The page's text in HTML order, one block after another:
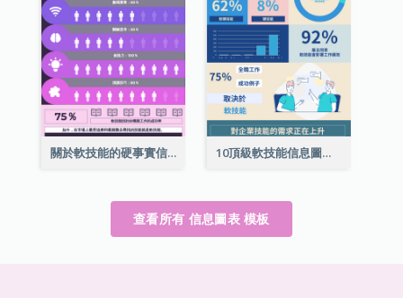
關於軟技能的硬事實信息圖表 10頂級軟技能信息圖表
查看所有 信息圖表 模板